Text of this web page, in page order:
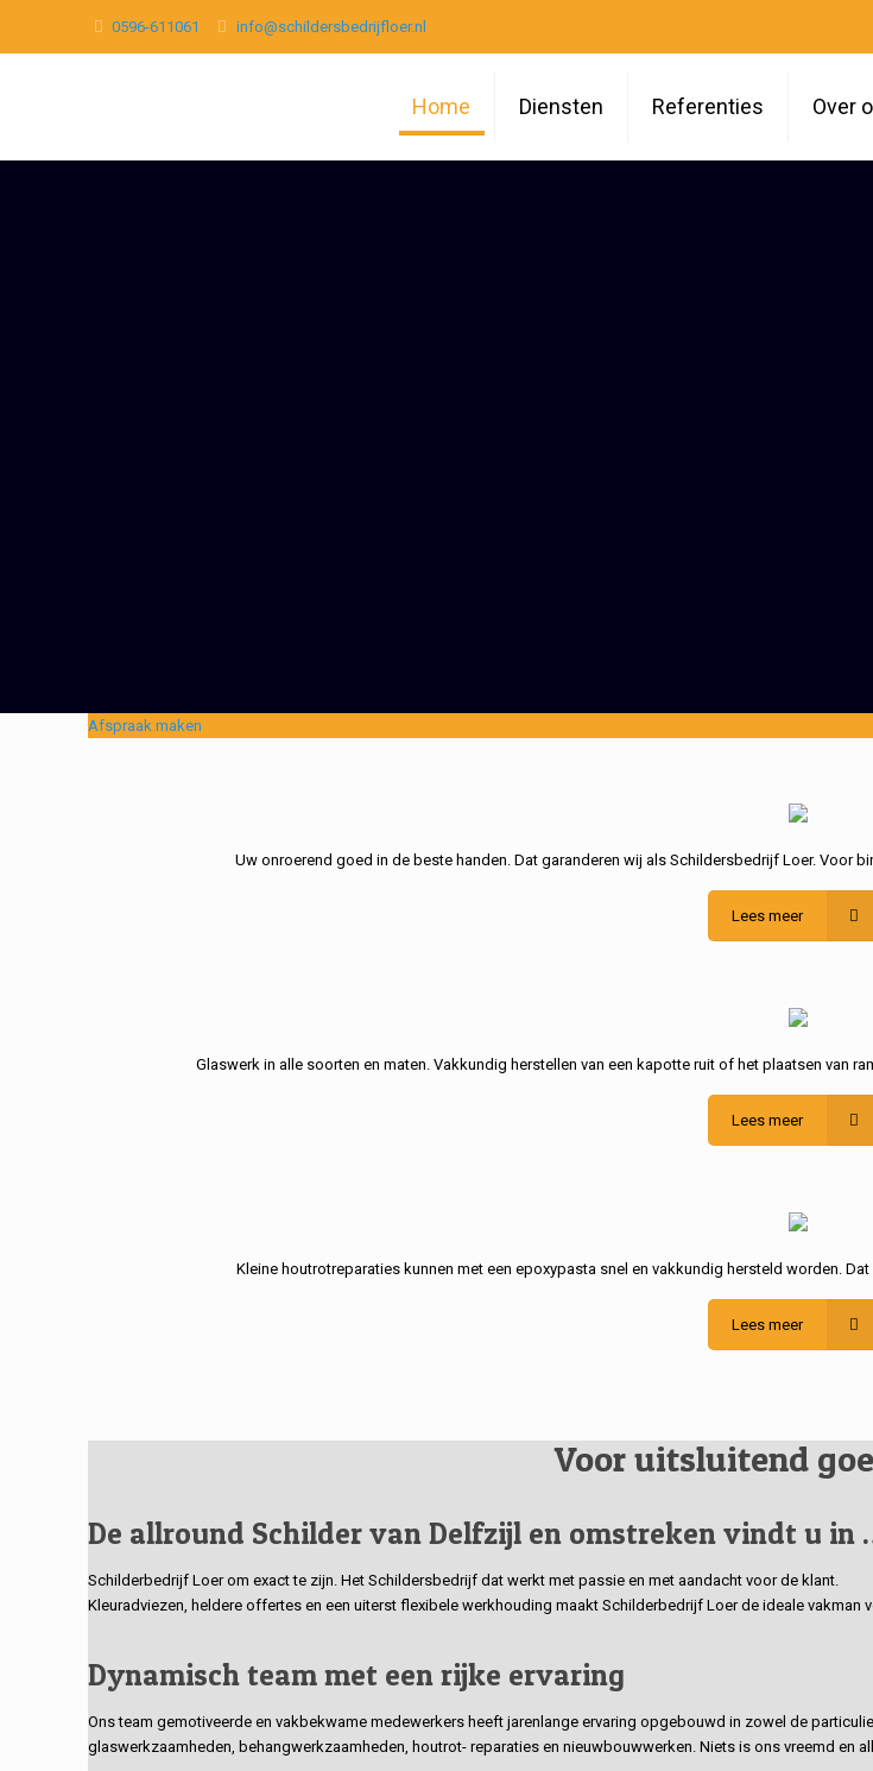
0596-611061 info@schildersbedrijfloer.nl
Home Diensten Referenties Over
Afspraak maken
Uw onroerend goed in de beste handen. Dat garanderen wij als Schildersbedrijf Loer. Voor
Lees meer
Glaswerk in alle soorten en maten. Vakkundig herstellen van een kapotte ruit of het plaatsen van
Lees meer
Kleine houtrotreparaties kunnen met een epoxypasta snel en vakkundig hersteld worden.
Lees meer
Voor uitsluitend
De allround Schilder van Delfzijl en omstreken vindt u in
Schilderbedrijf Loer om exact te zijn. Het Schildersbedrijf dat werkt met passie en met aandacht voor de klant.
Kleuradviezen, heldere offertes en een uiterst flexibele werkhouding maakt Schilderbedrijf Loer de ideale vakman
Dynamisch team met een rijke ervaring
Ons team gemotiveerde en vakbekwame medewerkers heeft jarenlange ervaring opgebouwd in zowel de
glaswerkzaamheden, behangwerkzaamheden, houtrot- reparaties en nieuwbouwwerken. Niets is ons vreemd en